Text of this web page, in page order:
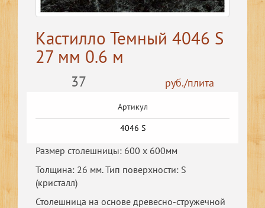
Кастилло Темный 4046 S
27 мм 0.6 м
37 руб./плита
Артикул
4046 S
Размер столешницы: 600 х 600мм
Толщина: 26 мм. Тип поверхности: S
(кристалл)
Столешница на основе древесно-стружечной